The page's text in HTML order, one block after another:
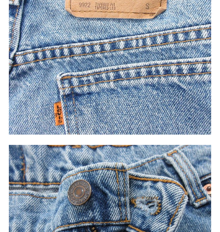
60年代 50年代 40年代
すべての年代を見る
週刊ラッシュアウト新聞
古着コラム
メディア・イベント情報
Youtube 古着屋Rush Out チャンネル
スタッフコーディネート
ご利用案内